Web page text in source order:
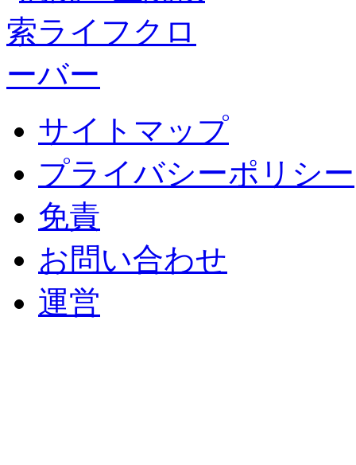
サイトマップ
プライバシーポリシー
免責
お問い合わせ
運営